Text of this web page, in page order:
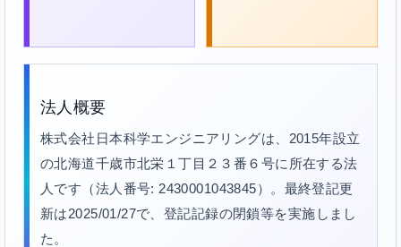
法人概要
株式会社日本科学エンジニアリングは、2015年設立
の北海道千歳市北栄１丁目２３番６号に所在する法
人です（法人番号: 2430001043845）。最終登記更
新は2025/01/27で、登記記録の閉鎖等を実施しまし
た。